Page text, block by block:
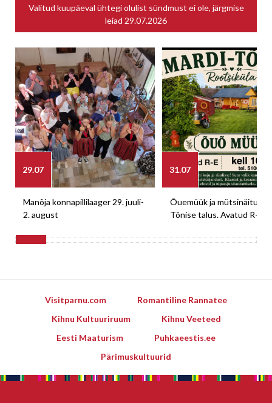
Valitud kuupäeval ühtegi olulist sündmust ei ole, järgmise
leiad 29.07.2026
29.07
Manõja konnapillilaager 29. juuli-
2. august
31.07
Õuemüük ja mütsinäitus
Tõnise talus. Avatud R-E
Visitparnu.com
Romantiline Rannatee
Kihnu Kultuuriruum
Kihnu Veeteed
Eesti Maaturism
Puhkaeestis.ee
Pärimuskultuurid